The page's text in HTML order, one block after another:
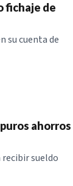
fichaje de
su cuenta de
ahorros
recibir sueldo